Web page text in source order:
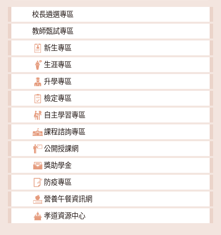
校長遴選專區
教師甄試專區
新生專區
生涯專區
升學專區
檢定專區
自主學習專區
課程諮詢專區
公開授課網
獎助學金
防疫專區
營養午餐資訊網
孝道資源中心